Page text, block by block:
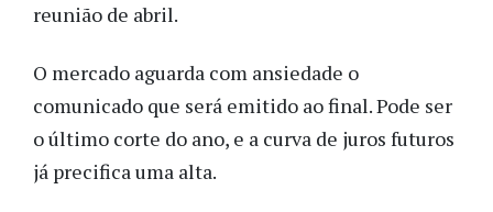
reunião de abril.
O mercado aguarda com ansiedade o
comunicado que será emitido ao final. Pode ser
o último corte do ano, e a curva de juros futuros
já precifica uma alta.